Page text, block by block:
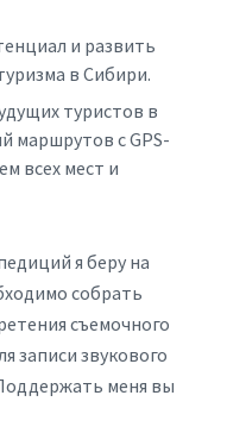
и развить
в Сибири.
туристов в
маршрутов с GPS-
всех мест и
я беру на
собрать
съемочного
записи звукового
меня вы